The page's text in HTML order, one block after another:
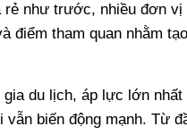
rẻ như trước, nhiều đơn
điểm tham quan nhằm
du lịch, áp lực lớn
vẫn biến động mạnh. Từ